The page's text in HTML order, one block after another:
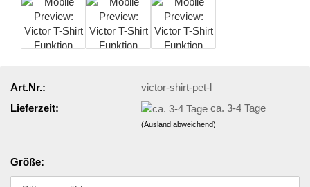
Art.Nr.:
victor-shirt-pet-l
Lieferzeit:
ca. 3-4 Tage
(Ausland abweichend)
Größe: